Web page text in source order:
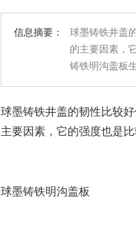
信息摘要：
球墨铸铁井盖
的主要因素，
铸铁明沟盖板
球墨铸铁井盖的韧性比较
主要因素，它的强度也是
球墨铸铁明沟盖板